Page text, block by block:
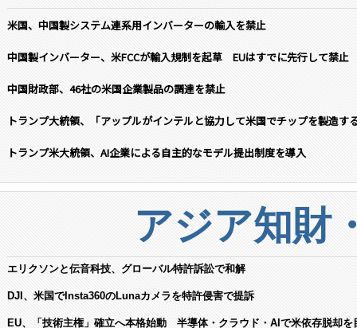
米国、中国製システム連系用インバーターの輸入を禁止
中国製インバーター、米FCCが輸入規制を起草 EUはすでに先行して禁止
中国財政部、46社の米国企業製品の調達を禁止
トランプ大統領、「アップルがインテルと協力して米国でチップを製造す
トランプ米大統領、AI企業による自主的なモデル提出制度を導入
アジア知財
エリクソンと伝音科技、グローバル特許訴訟で和解
DJI、米国でInsta360のLunaカメラを特許侵害で提訴
EU、「技術主権」確立へ本格始動 半導体・クラウド・AIで米依存脱却を